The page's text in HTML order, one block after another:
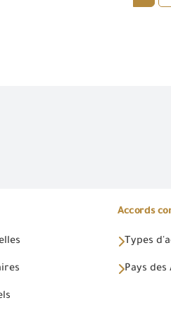
Accords
Types
Pays des